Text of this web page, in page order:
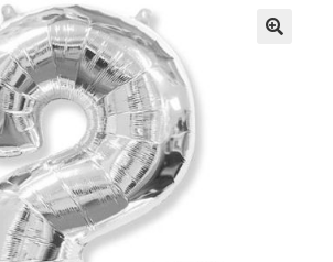
Rozwiń